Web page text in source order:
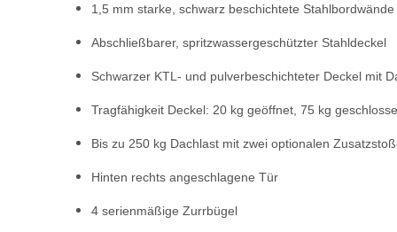
1,5 mm starke, schwarz beschichtete Stahlbordwände
Abschließbarer, spritzwassergeschützter Stahldeckel
Schwarzer KTL- und pulverbeschichteter Deckel mit
Tragfähigkeit Deckel: 20 kg geöffnet, 75 kg
Bis zu 250 kg Dachlast mit zwei optionalen
Hinten rechts angeschlagene Tür
4 serienmäßige Zurrbügel